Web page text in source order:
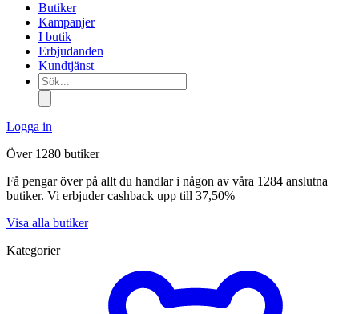
Butiker
Kampanjer
I butik
Erbjudanden
Kundtjänst
Sök...
Logga in
Över 1280 butiker
Få pengar över på allt du handlar i någon av våra 1284 anslutna
butiker. Vi erbjuder cashback upp till 37,50%
Visa alla butiker
Kategorier